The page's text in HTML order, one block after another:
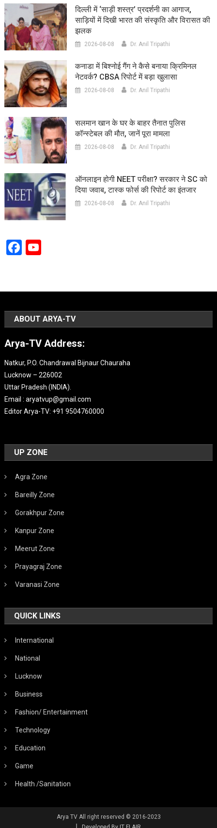
दिल्ली में ‘साड़ी शस्त्र’ प्रदर्शनी का आगाज,
साड़ियों में दिखी भारत की संस्कृति और विरासत की
झलक
2026-08-08 Dr. Anil Tripathi
कनाडा में बिश्नोई गैंग ने कैसे बनाया क्रिमिनल
नेटवर्क? CBSA रिपोर्ट में बड़ा खुलासा
2026-08-08 Dr. Anil Tripathi
सलमान खान के घर के बाहर तैनात पुलिस
कॉन्स्टेबल की मौत, जानें पूरा मामला
2026-08-08 Dr. Anil Tripathi
ऑनलाइन होगी NEET परीक्षा? सरकार ने SC को
दिया जवाब, टास्क फोर्स की रिपोर्ट का इंतजार
2026-08-08 Dr. Anil Tripathi
Facebook
YouTube
ABOUT ARYA-TV
Arya-TV Address:
Natkur, P.O. Chandrawal Bijnaur Chauraha
Lucknow – 226002
Uttar Pradesh (INDIA).
Email : aryatvup@gmail.com
Editor Arya-TV: +91 9504760000
UP ZONE
Agra Zone
Bareilly Zone
Gorakhpur Zone
Kanpur Zone
Meerut Zone
Prayagraj Zone
Varanasi Zone
QUICK LINKS
International
National
Lucknow
Business
Fashion/ Entertainment
Technology
Education
Game
Health /Sanitation
Arya TV All right reserved © 2016-2023